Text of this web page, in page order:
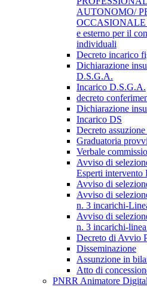
AUTONOMO/
OCCASIONALE
e esterno per il
individuali
Decreto incarico
Dichiarazione
D.S.G.A.
Incarico D.S.G.A.
decreto
Dichiarazione
Incarico DS
Decreto
Graduatoria
Verbale
Avviso di
Esperti intervento
Avviso di
Avviso di
n. 3 incarichi-
Avviso di
n. 3 incarichi-
Decreto di Avvio
Disseminazione
Assunzione in
Atto di
PNRR Animatore